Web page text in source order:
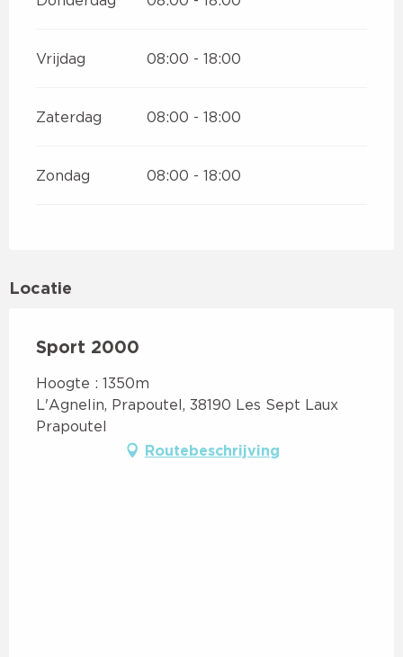
Vrijdag 08:00 - 18:00
Zaterdag 08:00 - 18:00
Zondag 08:00 - 18:00
Locatie
Sport 2000
Hoogte : 1350m
L'Agnelin, Prapoutel, 38190 Les Sept Laux
Prapoutel
Routebeschrijving